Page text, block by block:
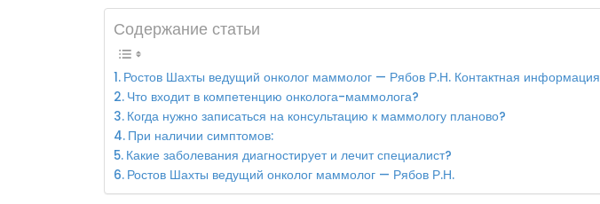
Содержание статьи
Ростов Шахты ведущий онколог маммолог — Рябов Р.Н. Контактная информация
Что входит в компетенцию онколога-маммолога?
Когда нужно записаться на консультацию к маммологу планово?
При наличии симптомов:
Какие заболевания диагностирует и лечит специалист?
Ростов Шахты ведущий онколог маммолог — Рябов Р.Н.